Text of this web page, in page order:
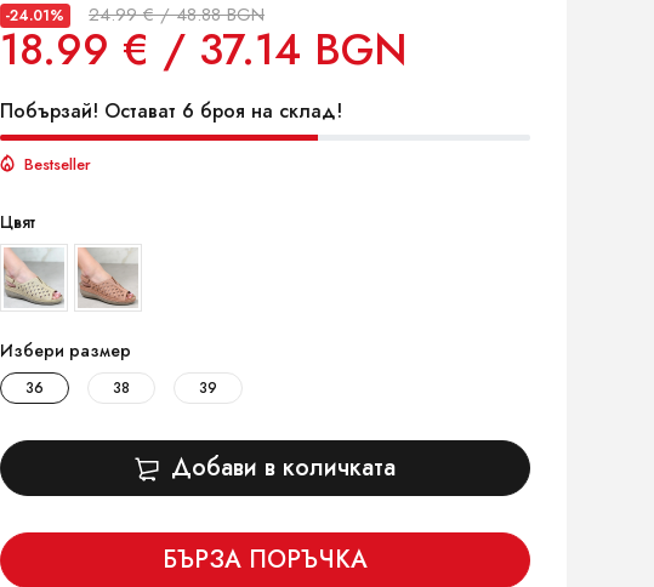
-24.01% 24.99 € / 48.88 BGN
18.99 € / 37.14 BGN
Побързай! Остават 6 броя на склад!
Bestseller
Цвят
Избери размер
36 38 39
Добави в количката
БЪРЗА ПОРЪЧКА